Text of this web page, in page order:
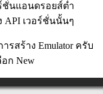
ชั่นแอนดรอยส์ต่ำ
API เวอร์ชั่นนั้นๆ
รสร้าง Emulator ครับ
ก New